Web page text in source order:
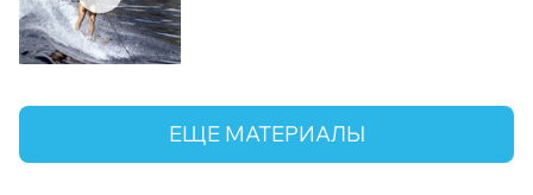
ЕЩЕ МАТЕРИАЛЫ